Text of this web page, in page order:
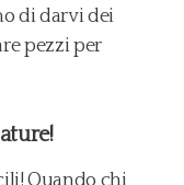
di darvi dei
pezzi per